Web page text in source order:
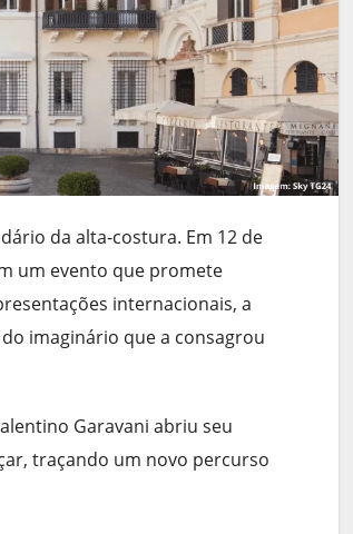
da alta-costura. Em 12 de
um evento que promete
internacionais, a
imaginário que a consagrou
Garavani abriu seu
traçando um novo percurso